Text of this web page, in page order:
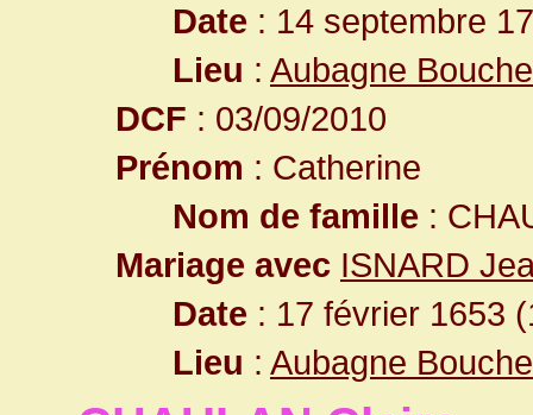
Date : 14 septembre
Lieu : Aubagne
DCF : 03/09/2010
Prénom : Catherine
Nom de famille :
Mariage avec ISNARD
Date : 17 février 1653
Lieu : Aubagne